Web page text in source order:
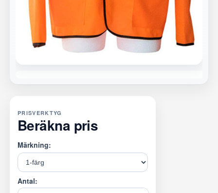
PRISVERKTYG
Beräkna pris
Märkning:
Antal: